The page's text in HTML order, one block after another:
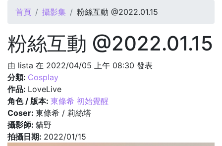
您在這裡
首頁 攝影集 粉絲互動 @2022.01.15
粉絲互動 @2022.01.15
由 lista 在 2022/04/05 上午 08:30 發表
分類: Cosplay
作品: LoveLive
角色 / 版本: 東條希 初始覺醒
Coser: 東條希 / 莉絲塔
攝影師: 貓野
拍攝日期: 2022/01/15